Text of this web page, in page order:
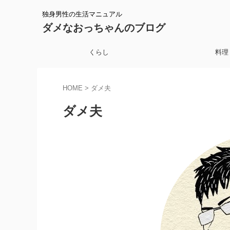
独身男性の生活マニュアル
ダメなおっちゃんのブログ
くらし 料理
HOME > ダメ夫
ダメ夫